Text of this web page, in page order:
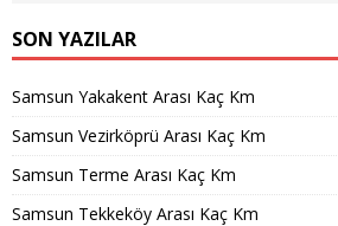
SON YAZILAR
Samsun Yakakent Arası Kaç Km
Samsun Vezirköprü Arası Kaç Km
Samsun Terme Arası Kaç Km
Samsun Tekkeköy Arası Kaç Km